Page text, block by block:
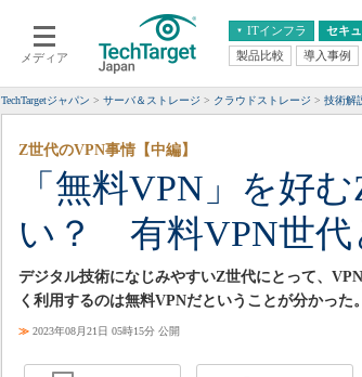
メディア
ITインフラ
クラウド
スマートモバイル
ネットワーク
システム運用管理
セキ
エンタープライズAI
ERP
情報系システム
製品比較 導入事例
TechTargetジャパン サーバ＆ストレージ クラウドストレージ 技術解
「無料VPN」を好
い？ 有料VPN世代
Z世代のVPN事情【中編】
デジタル技術になじみやすいZ世代にとって、
く利用するのは無料VPNだということが分かった
≫ 2023年08月21日 05時15分 公開